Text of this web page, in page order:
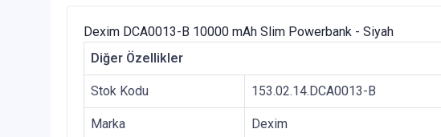
Dexim DCA0013-B 10000 mAh Slim Powerbank - Siyah
Diğer Özellikler
Stok Kodu 153.02.14.DCA0013-B
Marka Dexim